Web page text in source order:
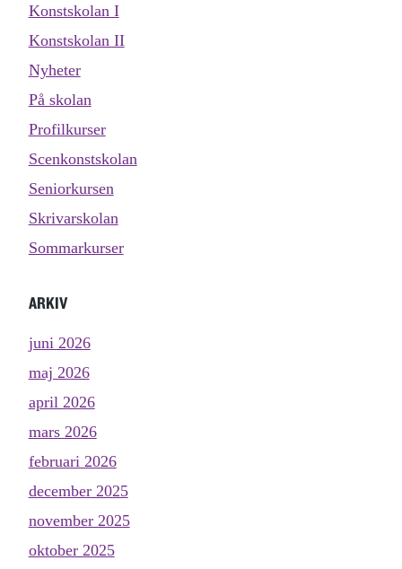
Konstskolan I
Konstskolan II
Nyheter
På skolan
Profilkurser
Scenkonstskolan
Seniorkursen
Skrivarskolan
Sommarkurser
ARKIV
juni 2026
maj 2026
april 2026
mars 2026
februari 2026
december 2025
november 2025
oktober 2025